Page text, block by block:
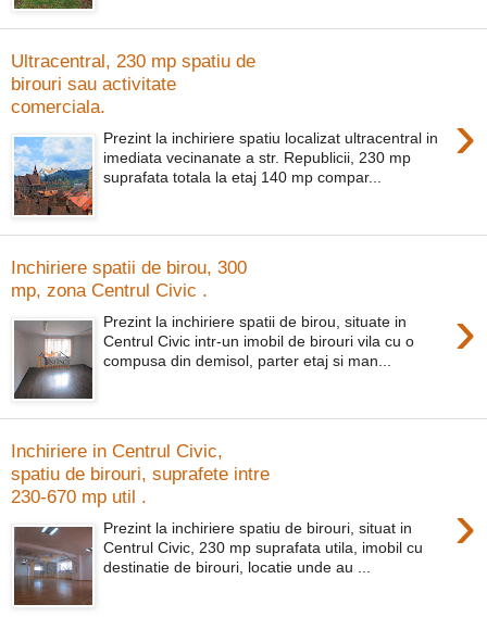
Ultracentral, 230 mp spatiu de
birouri sau activitate
comerciala.
›
Prezint la inchiriere spatiu localizat ultracentral in
imediata vecinanate a str. Republicii, 230 mp
suprafata totala la etaj 140 mp compar...
Inchiriere spatii de birou, 300
mp, zona Centrul Civic .
›
Prezint la inchiriere spatii de birou, situate in
Centrul Civic intr-un imobil de birouri vila cu o
compusa din demisol, parter etaj si man...
Inchiriere in Centrul Civic,
spatiu de birouri, suprafete intre
230-670 mp util .
›
Prezint la inchiriere spatiu de birouri, situat in
Centrul Civic, 230 mp suprafata utila, imobil cu
destinatie de birouri, locatie unde au ...